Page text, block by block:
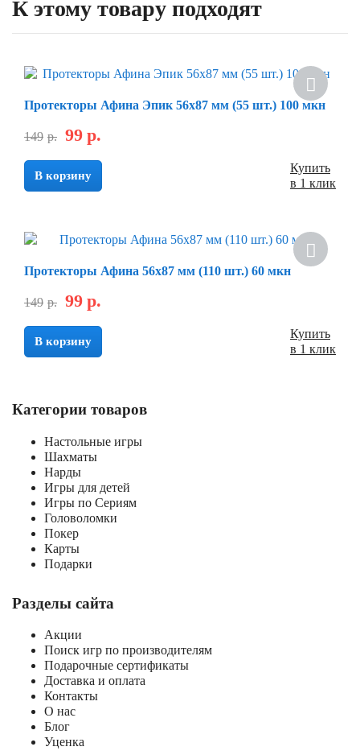
К этому товару подходят
Скидка
Протекторы Афина Эпик 56х87 мм (55 шт.) 100 мкн
149 р. 99 р.
В корзину
Купить
в 1 клик
Протекторы Афина 56х87 мм (110 шт.) 60 мкн
149 р. 99 р.
В корзину
Купить
в 1 клик
Категории товаров
Настольные игры
Шахматы
Нарды
Игры для детей
Игры по Сериям
Головоломки
Покер
Карты
Подарки
Разделы сайта
Акции
Поиск игр по производителям
Подарочные сертификаты
Доставка и оплата
Контакты
О нас
Блог
Уценка